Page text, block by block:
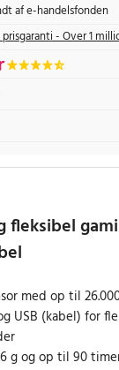
af e-handelsfonden
- Over 1
med op til
USB (kabel) for
g og op til 90